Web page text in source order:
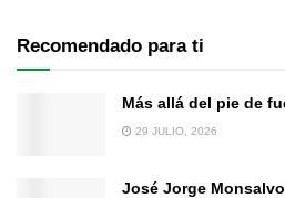
Recomendado para ti
Más allá del pie de
29 JULIO, 2026
José Jorge